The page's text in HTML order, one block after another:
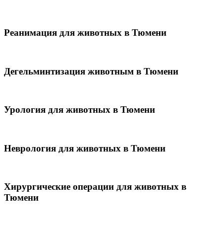
Реанимация для животных в Тюмени
Дегельминтизация животным в Тюмени
Урология для животных в Тюмени
Неврология для животных в Тюмени
Хирургические операции для животных в
Тюмени